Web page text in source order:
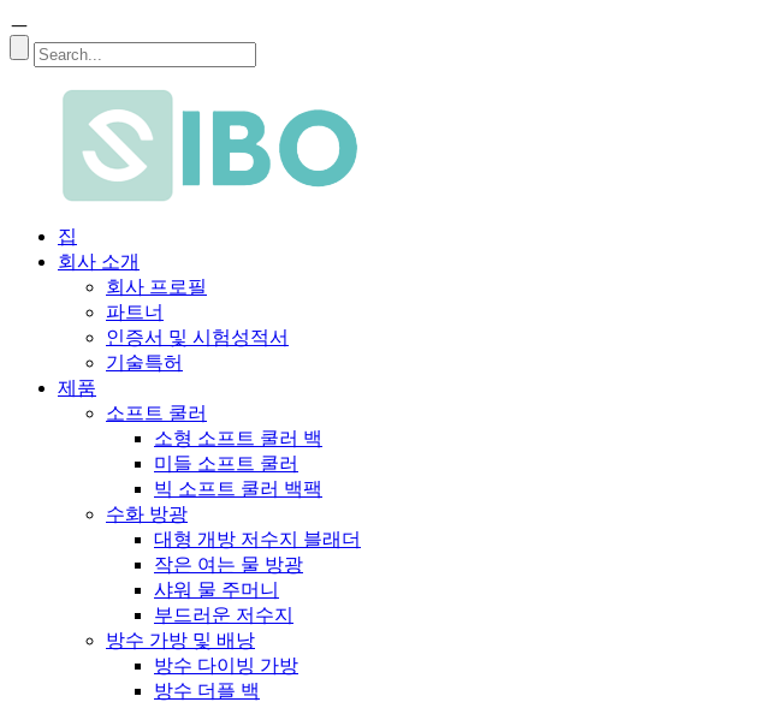
ㅡ
집
회사 소개
회사 프로필
파트너
인증서 및 시험성적서
기술특허
제품
소프트 쿨러
소형 소프트 쿨러 백
미들 소프트 쿨러
빅 소프트 쿨러 백팩
수화 방광
대형 개방 저수지 블래더
작은 여는 물 방광
샤워 물 주머니
부드러운 저수지
방수 가방 및 배낭
방수 다이빙 가방
방수 더플 백